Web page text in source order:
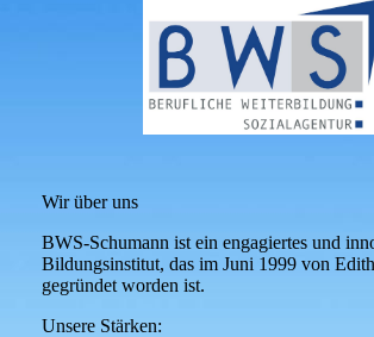
Wir über uns
BWS-Schumann ist ein engagiertes und
Bildungsinstitut, das im Juni 1999 von
gegründet worden ist.
Unsere Stärken: